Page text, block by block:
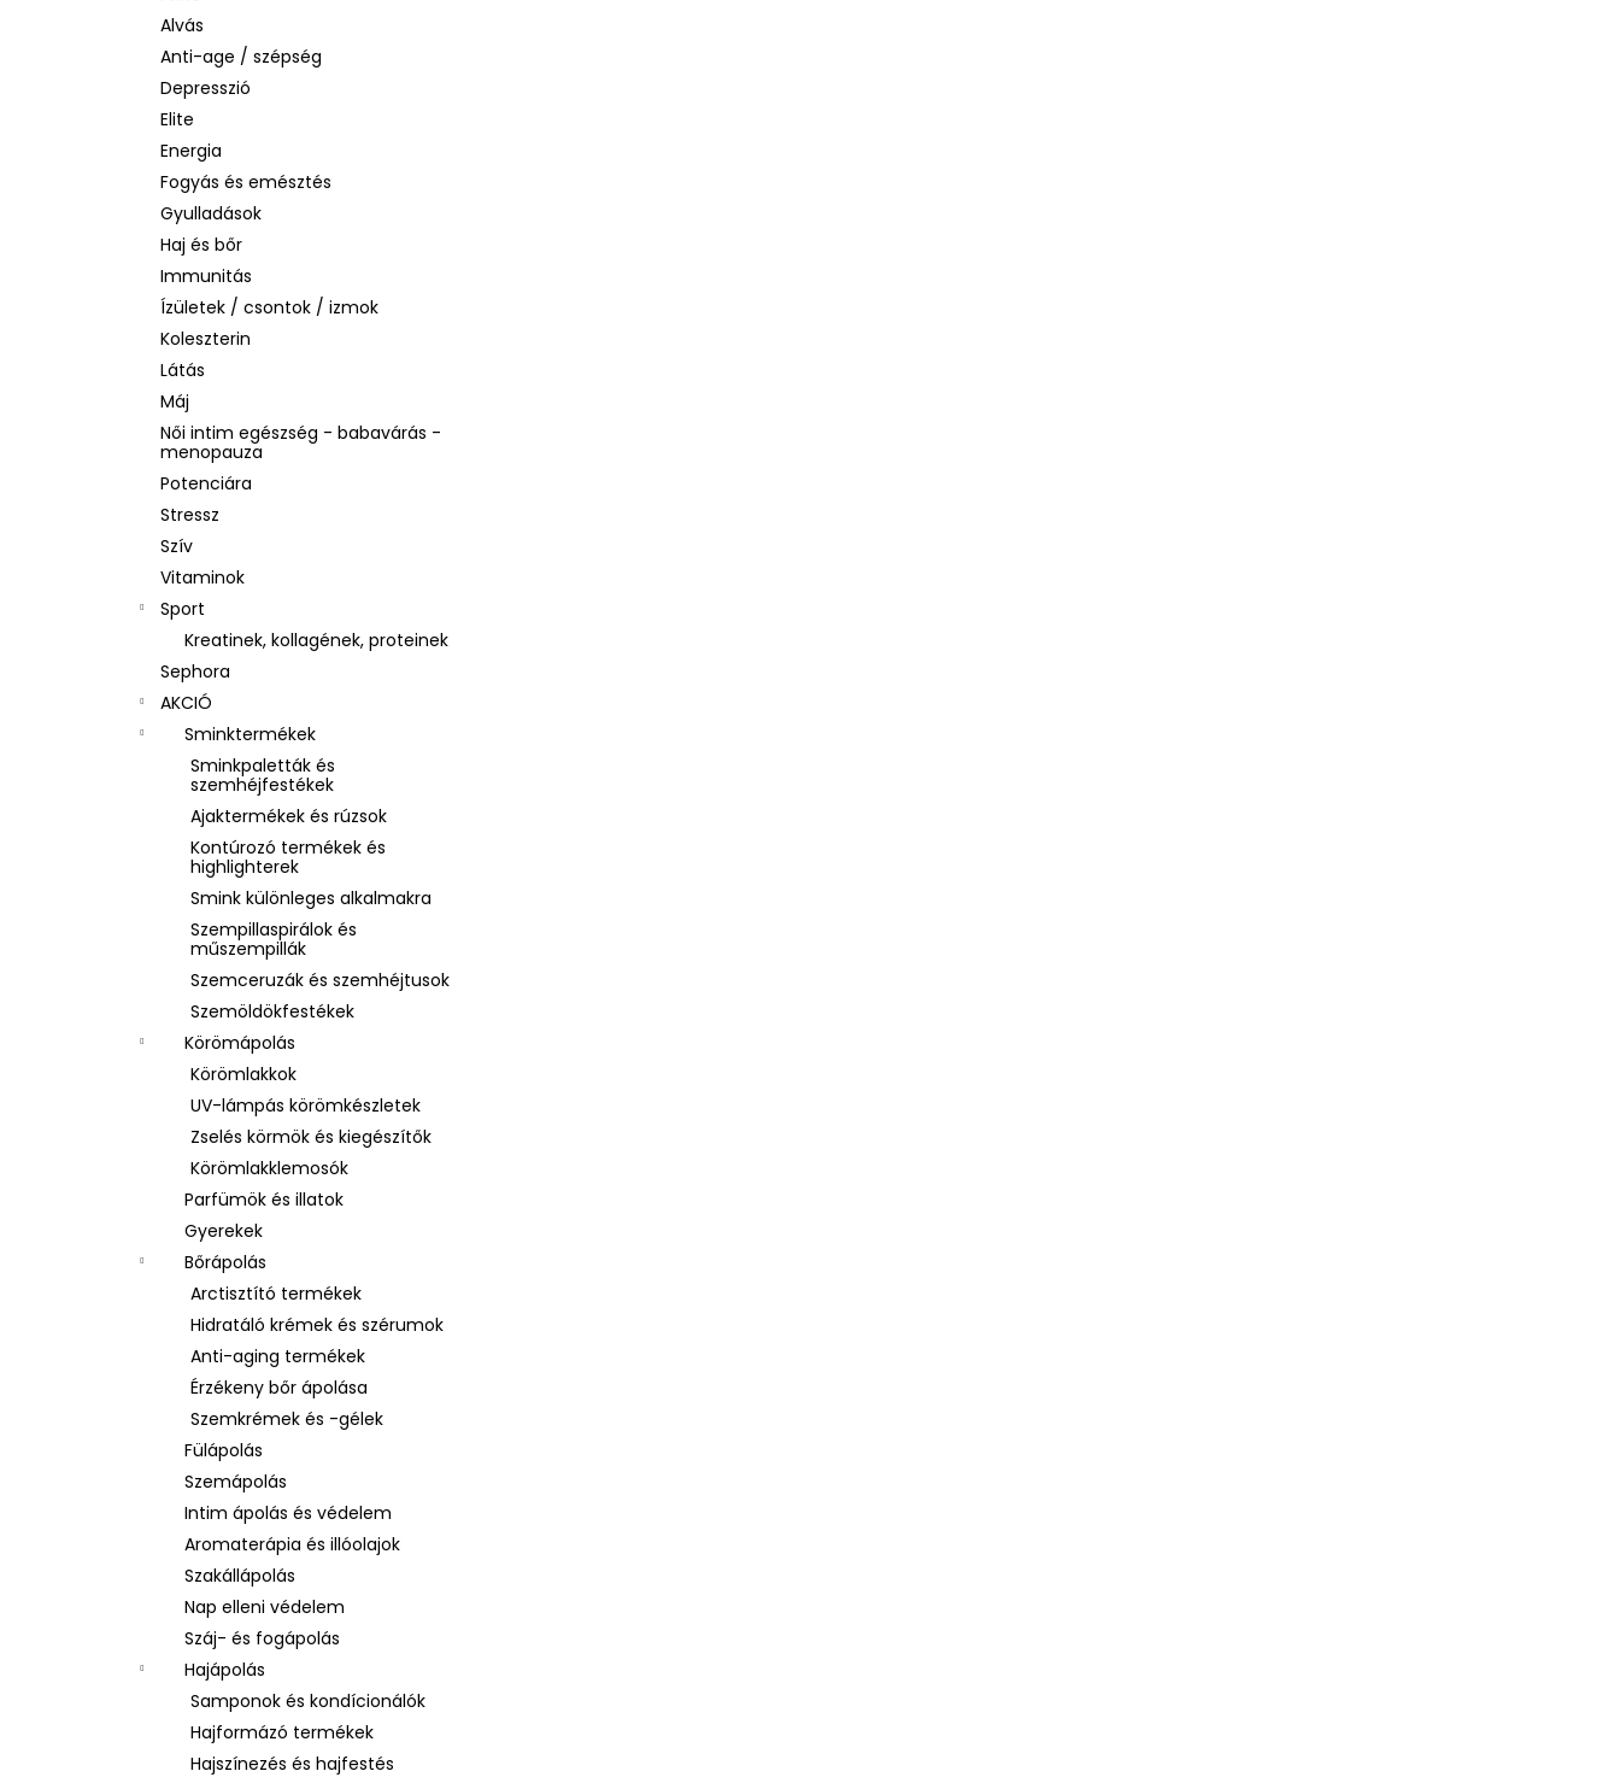
Alvás
Anti-age / szépség
Depresszió
Elite
Energia
Fogyás és emésztés
Gyulladások
Haj és bőr
Immunitás
Ízületek / csontok / izmok
Koleszterin
Látás
Máj
Női intim egészség - babavárás -
menopauza
Potenciára
Stressz
Szív
Vitaminok
Sport
Kreatinek, kollagének, proteinek
Sephora
AKCIÓ
Sminktermékek
Sminkpaletták és
szemhéjfestékek
Ajaktermékek és rúzsok
Kontúrozó termékek és
highlighterek
Smink különleges alkalmakra
Szempillaspirálok és
műszempillák
Szemceruzák és szemhéjtusok
Szemöldökfestékek
Körömápolás
Körömlakkok
UV-lámpás körömkészletek
Zselés körmök és kiegészítők
Körömlakklemosók
Parfümök és illatok
Gyerekek
Bőrápolás
Arctisztító termékek
Hidratáló krémek és szérumok
Anti-aging termékek
Érzékeny bőr ápolása
Szemkrémek és -gélek
Fülápolás
Szemápolás
Intim ápolás és védelem
Aromaterápia és illóolajok
Szakállápolás
Nap elleni védelem
Száj- és fogápolás
Hajápolás
Samponok és kondícionálók
Hajformázó termékek
Hajszínezés és hajfestés
LA ROCHE-POSAY B5 RÁNCTALANÍTÓ
SZÉRUM ÉRZÉKENY BŐRRE, 10 ML
1 760 Ft
Korábbi: 4 580 Ft